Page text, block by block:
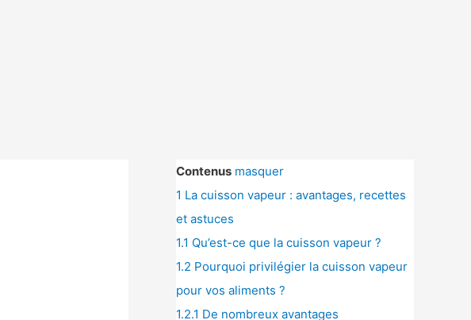
Contenus masquer
1 La cuisson vapeur : avantages, recettes
et astuces
1.1 Qu’est-ce que la cuisson vapeur ?
1.2 Pourquoi privilégier la cuisson vapeur
pour vos aliments ?
1.2.1 De nombreux avantages